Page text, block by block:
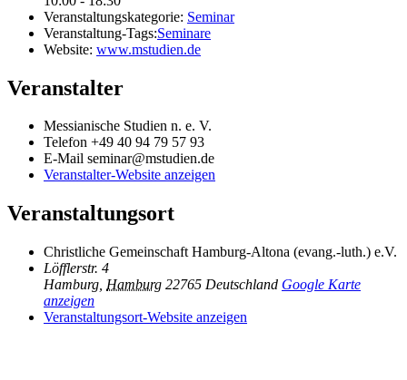
Veranstaltungskategorie: Seminar
Veranstaltung-Tags:Seminare
Website: www.mstudien.de
Veranstalter
Messianische Studien n. e. V.
Telefon +49 40 94 79 57 93
E-Mail seminar@mstudien.de
Veranstalter-Website anzeigen
Veranstaltungsort
Christliche Gemeinschaft Hamburg-Altona (evang.-luth.) e.V.
Löfflerstr. 4
Hamburg Hamburg 22765 Deutschland Google Karte
anzeigen
Veranstaltungsort-Website anzeigen